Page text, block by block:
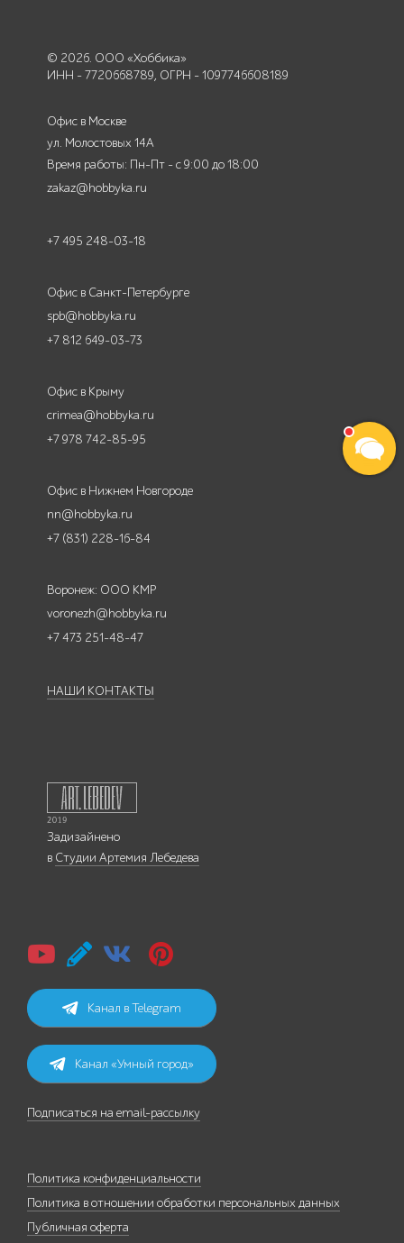
© 2026. ООО «Хоббика»
ИНН - 7720668789, ОГРН - 1097746608189
Офис в Москве
ул. Молостовых 14А
Время работы: Пн-Пт - с 9:00 до 18:00
zakaz@hobbyka.ru
+7 495 248-03-18
Офис в Санкт-Петербурге
spb@hobbyka.ru
+7 812 649-03-73
Офис в Крыму
crimea@hobbyka.ru
+7 978 742-85-95
Офис в Нижнем Новгороде
nn@hobbyka.ru
+7 (831) 228-16-84
Воронеж: ООО КМР
voronezh@hobbyka.ru
+7 473 251-48-47
НАШИ КОНТАКТЫ
Задизайнено
в Студии Артемия Лебедева
Канал в Telegram
Канал «Умный город»
Подписаться на email-рассылку
Политика конфиденциальности
Политика в отношении обработки персональных данных
Публичная оферта